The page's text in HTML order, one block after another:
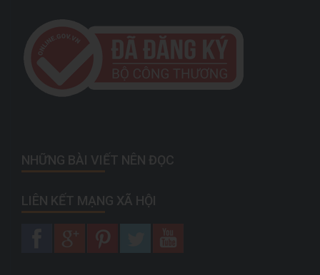
NHỮNG BÀI VIẾT NÊN ĐỌC
LIÊN KẾT MẠNG XÃ HỘI